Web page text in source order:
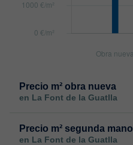
Precio m² obra nueva
en La Font de la Guatlla
Precio m² segunda mano
en La Font de la Guatlla